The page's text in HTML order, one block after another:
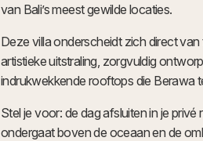
van Bali’s meest gewilde locaties.
Deze villa onderscheidt zich direct van
artistieke uitstraling, zorgvuldig
indrukwekkende rooftops die Berawa
Stel je voor: de dag afsluiten in je
ondergaat boven de oceaan en de